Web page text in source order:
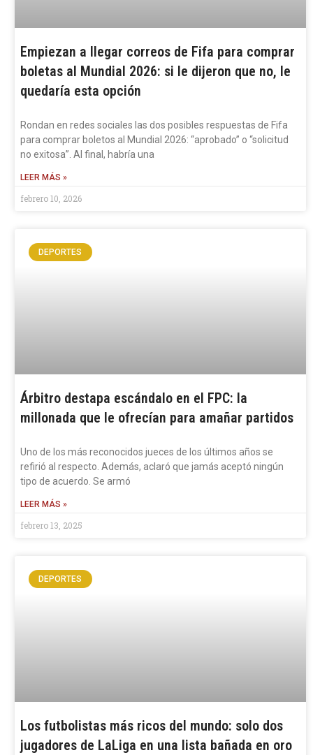
Empiezan a llegar correos de Fifa para comprar
boletas al Mundial 2026: si le dijeron que no, le
quedaría esta opción
Rondan en redes sociales las dos posibles respuestas de Fifa
para comprar boletos al Mundial 2026: “aprobado” o “solicitud
no exitosa”. Al final, habría una
LEER MÁS »
febrero 10, 2026
DEPORTES
Árbitro destapa escándalo en el FPC: la
millonada que le ofrecían para amañar partidos
Uno de los más reconocidos jueces de los últimos años se
refirió al respecto. Además, aclaró que jamás aceptó ningún
tipo de acuerdo. Se armó
LEER MÁS »
febrero 13, 2025
DEPORTES
Los futbolistas más ricos del mundo: solo dos
jugadores de LaLiga en una lista bañada en oro